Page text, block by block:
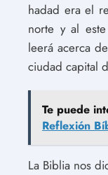
hadad era el
norte y al
leerá acerca
ciudad capital
Te puede
Reflexión
La Biblia nos